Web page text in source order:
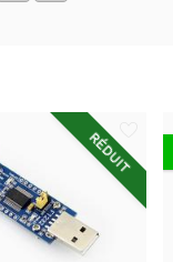
RÉDUIT